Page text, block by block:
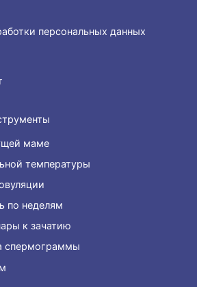
персональных данных
маме
температуры
по неделям
к зачатию
спермограммы